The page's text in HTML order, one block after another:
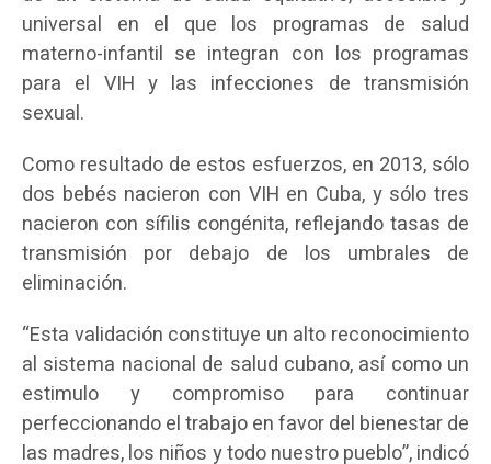
universal en el que los programas de salud
materno-infantil se integran con los programas
para el VIH y las infecciones de transmisión
sexual.
Como resultado de estos esfuerzos, en 2013, sólo
dos bebés nacieron con VIH en Cuba, y sólo tres
nacieron con sífilis congénita, reflejando tasas de
transmisión por debajo de los umbrales de
eliminación.
“Esta validación constituye un alto reconocimiento
al sistema nacional de salud cubano, así como un
estimulo y compromiso para continuar
perfeccionando el trabajo en favor del bienestar de
las madres, los niños y todo nuestro pueblo”, indicó